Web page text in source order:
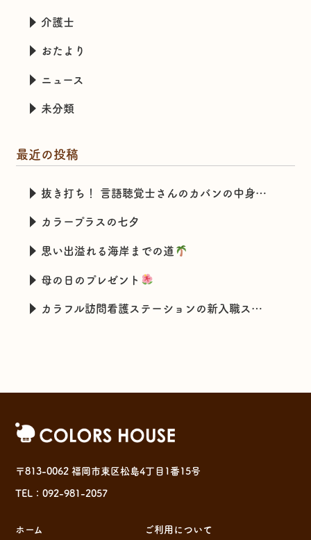
介護士
おたより
ニュース
未分類
最近の投稿
抜き打ち！ 言語聴覚士さんのカバンの中身チェック
カラープラスの七夕
思い出溢れる海岸までの道
母の日のプレゼント
カラフル訪問看護ステーションの新入職スタッフの特技とは・・・
〒813-0062 福岡市東区松島4丁目1番15号
TEL：092-981-2057
ホーム ご利用について